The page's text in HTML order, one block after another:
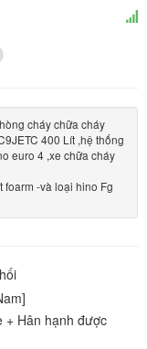
cháy chữa cháy
400 Lít ,hệ thống
euro 4 ,xe chữa cháy
-và loại hino Fg
+ Hân hạnh được